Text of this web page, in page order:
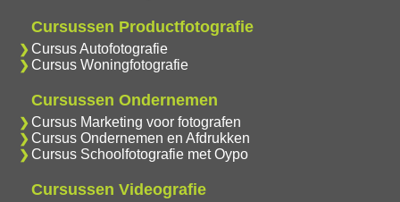
Cursussen Productfotografie
Cursus Autofotografie
Cursus Woningfotografie
Cursussen Ondernemen
Cursus Marketing voor fotografen
Cursus Ondernemen en Afdrukken
Cursus Schoolfotografie met Oypo
Cursussen Videografie